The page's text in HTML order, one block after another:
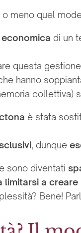
meno quel
di un
questa
hanno
collettiva)
è stata
, dunque
sono diventati
limitarsi a
Bene!